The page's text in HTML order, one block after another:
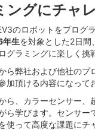
グにチャ
のロボットをプログ
年生を対象とした2日
ラミングに楽しく挑
ら弊社および他社のプ
頂ける内容になって
ら、カラーセンサー、
ら学びます。センサー
使って高度な課題にチ